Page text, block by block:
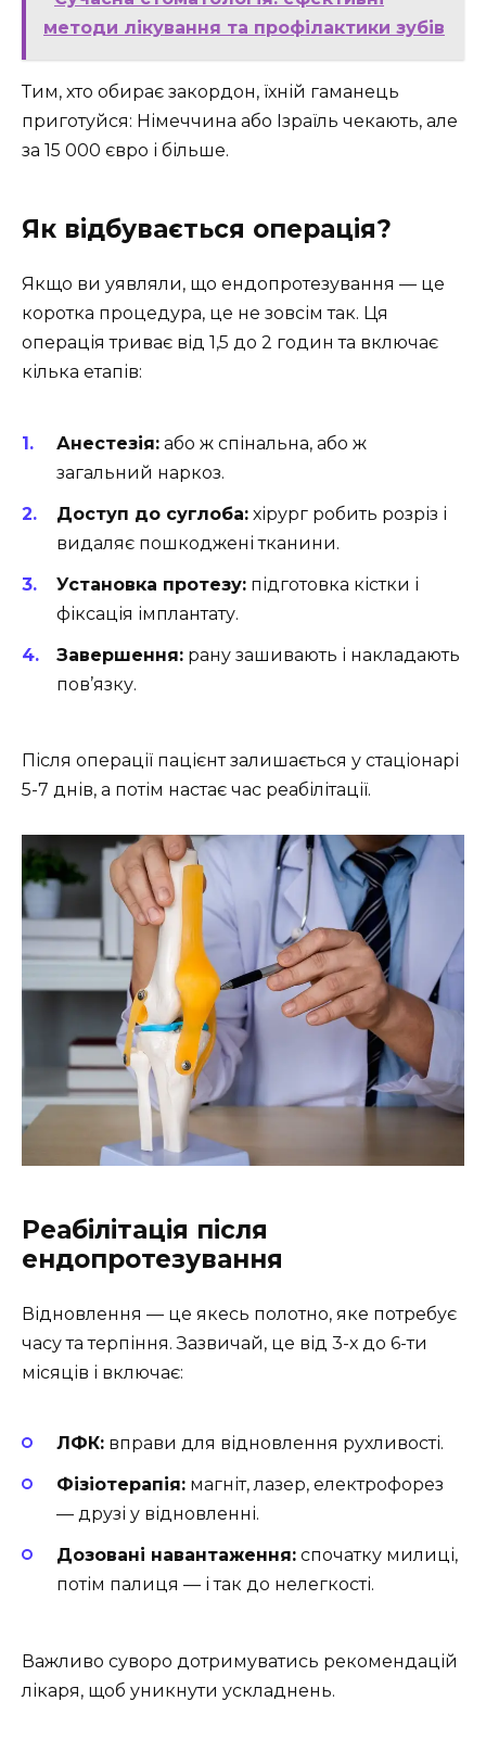
методи лікування та профілактики зубів
Тим, хто обирає закордон, їхній гаманець
приготуйся: Німеччина або Ізраїль чекають, але
за 15 000 євро і більше.
Як відбувається операція?
Якщо ви уявляли, що ендопротезування — це
коротка процедура, це не зовсім так. Ця
операція триває від 1,5 до 2 годин та включає
кілька етапів:
Анестезія: або ж спінальна, або ж
загальний наркоз.
Доступ до суглоба: хірург робить розріз і
видаляє пошкоджені тканини.
Установка протезу: підготовка кістки і
фіксація імплантату.
Завершення: рану зашивають і накладають
пов’язку.
Після операції пацієнт залишається у стаціонарі
5-7 днів, а потім настає час реабілітації.
Реабілітація після
ендопротезування
Відновлення — це якесь полотно, яке потребує
часу та терпіння. Зазвичай, це від 3-х до 6-ти
місяців і включає:
ЛФК: вправи для відновлення рухливості.
Фізіотерапія: магніт, лазер, електрофорез
— друзі у відновленні.
Дозовані навантаження: спочатку милиці,
потім палиця — і так до нелегкості.
Важливо суворо дотримуватись рекомендацій
лікаря, щоб уникнути ускладнень.